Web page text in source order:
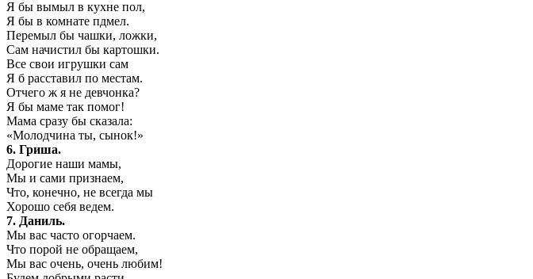
Я бы вымыл в кухне пол,
Я бы в комнате пдмел.
Перемыл бы чашки, ложки,
Сам начистил бы картошки.
Все свои игрушки сам
Я б расставил по местам.
Отчего ж я не девчонка?
Я бы маме так помог!
Мама сразу бы сказала:
«Молодчина ты, сынок!»
6. Гриша.
Дорогие наши мамы,
Мы и сами признаем,
Что, конечно, не всегда мы
Хорошо себя ведем.
7. Даниль.
Мы вас часто огорчаем.
Что порой не обращаем,
Мы вас очень, очень любим!